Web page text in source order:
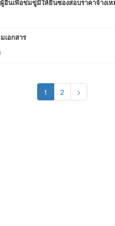
นเพื่อข่มขู่มิให้ยื่นซองสอบราคาจ้างเห
อกสาร
1 (current)
2 >